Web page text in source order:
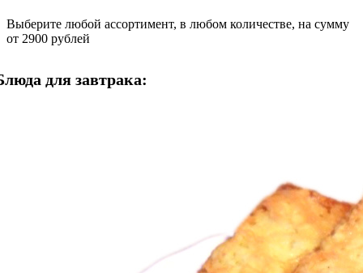
Выберите любой ассортимент, в любом количестве, на сумму
от 2900 рублей
для завтрака: